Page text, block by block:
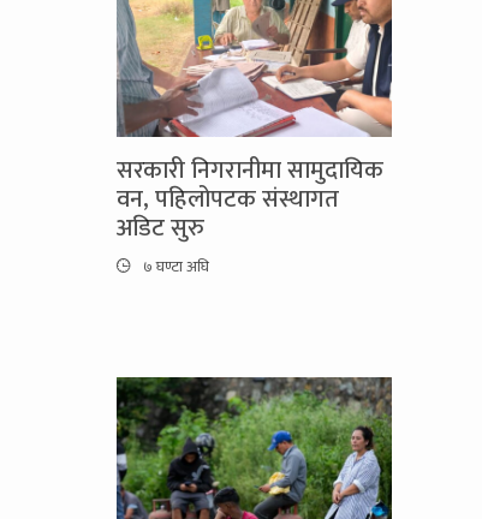
सरकारी निगरानीमा सामुदायिक
वन, पहिलोपटक संस्थागत
अडिट सुरु
७ घण्टा अघि